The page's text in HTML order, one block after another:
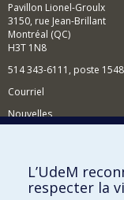
Pavillon Lionel-Groulx
3150, rue Jean-Brillant
Montréal (QC)
H3T 1N8
514 343-6111, poste
Courriel
Nouvelles
Comment soutenir
BESOIN D'AIDE?
L’UdeM
respecter la